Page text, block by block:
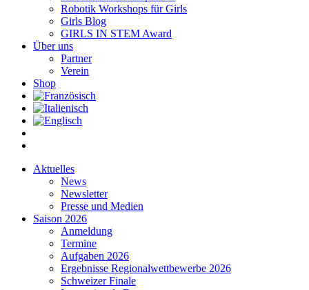
Robotik Workshops für Girls
Girls Blog
GIRLS IN STEM Award
Über uns
Partner
Verein
Shop
Aktuelles
News
Newsletter
Presse und Medien
Saison 2026
Anmeldung
Termine
Aufgaben 2026
Ergebnisse Regionalwettbewerbe 2026
Schweizer Finale